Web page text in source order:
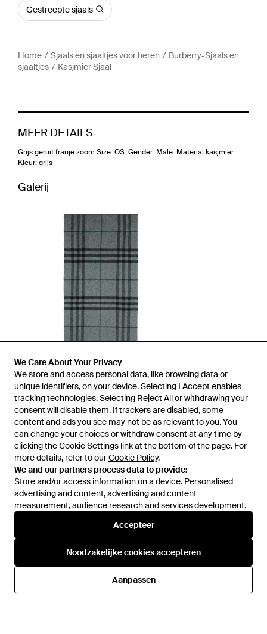
We Care About Your Privacy
We store and access personal data, like browsing data or
unique identifiers, on your device. Selecting I Accept enables
tracking technologies. Selecting Reject All or withdrawing your
consent will disable them. If trackers are disabled, some
content and ads you see may not be as relevant to you. You
can change your choices or withdraw consent at any time by
clicking the Cookie Settings link at the bottom of the page. For
more details, refer to ourCookie Policy.
We and our partners process data to provide:
Store and/or access information on a device. Personalised
advertising and content, advertising and content
measurement, audience research and services development.
Accepteer
Noodzakelijke cookies accepteren
Aanpassen
Gestreepte sjaals
Home Sjaals en sjaaltjes voor heren
Burberry-Sjaals en
sjaaltjes
Kasjmier Sjaal
MEER DETAILS
Grijs geruit franje zoom Size: OS. Gender: Male. Material:kasjmier.
Kleur: grijs
Galerij
Eerder verkocht bij:FARFETCH
Hulp en informatie